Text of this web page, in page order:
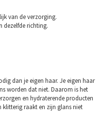
van de verzorging.
dezelfde richting.
dan je eigen haar. Je eigen haar
worden dat niet. Daarom is het
en hydraterende producten
raakt en zijn glans niet